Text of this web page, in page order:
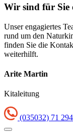
Wir sind für Sie
Unser engagiertes
rund um den
finden Sie die
weiterhilft.
Arite Martin
Kitaleitung
(035032) 71 294